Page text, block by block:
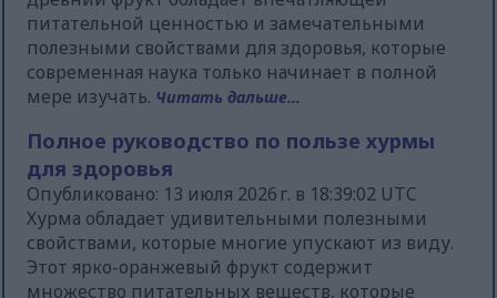
питательной ценностью и замечательными
полезными свойствами для здоровья, которые
современная наука только начинает в полной
мере изучать. Читать дальше...
Полное руководство по пользе хурмы
для здоровья
Опубликовано: 13 июля 2026 г. в 18:39:02 UTC
Хурма обладает удивительными полезными
свойствами, которые многие упускают из виду.
Этот ярко-оранжевый фрукт содержит
множество питательных веществ, которые